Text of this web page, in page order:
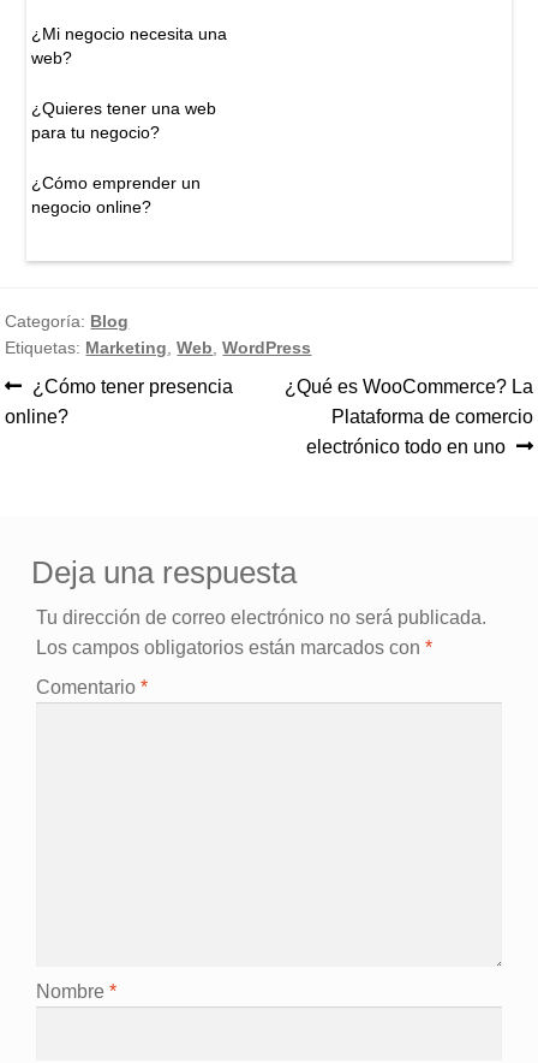
¿Mi negocio necesita una
web?
¿Quieres tener una web
para tu negocio?
¿Cómo emprender un
negocio online?
Categoría: Blog
Etiquetas: Marketing ,Web ,WordPress
Navegación
Anterior:
¿Cómo tener presencia
online?
Siguiente:
¿Qué es WooCommerce? La
Plataforma de comercio
electrónico todo en uno
Deja una respuesta
Tu dirección de correo electrónico no será publicada.
Los campos obligatorios están marcados con *
Comentario *
Nombre *